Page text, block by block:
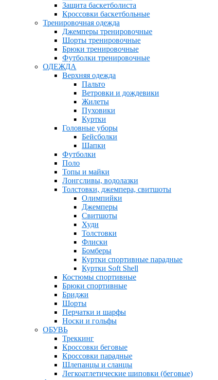
Защита баскетболиста
Кроссовки баскетбольные
Тренировочная одежда
Джемперы тренировочные
Шорты тренировочные
Брюки тренировочные
Футболки тренировочные
ОДЕЖДА
Верхняя одежда
Пальто
Ветровки и дождевики
Жилеты
Пуховики
Куртки
Головные уборы
Бейсболки
Шапки
Футболки
Поло
Топы и майки
Лонгсливы, водолазки
Толстовки, джемпера, свитшоты
Олимпийки
Джемперы
Свитшоты
Худи
Толстовки
Флиски
Бомберы
Куртки спортивные парадные
Куртки Soft Shell
Костюмы спортивные
Брюки спортивные
Бриджи
Шорты
Перчатки и шарфы
Носки и гольфы
ОБУВЬ
Треккинг
Кроссовки беговые
Кроссовки парадные
Шлепанцы и сланцы
Легкоатлетические шиповки (беговые)